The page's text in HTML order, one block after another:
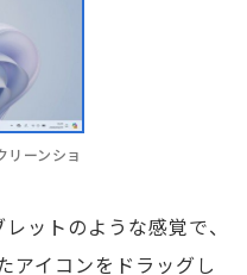
リーンショ
ットのような感覚で、
アイコンをドラッグし